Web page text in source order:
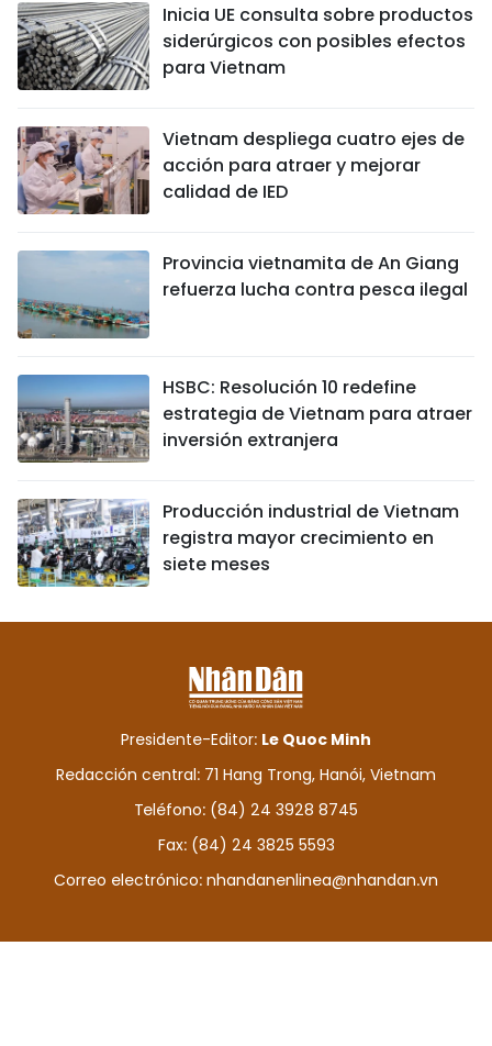
Inicia UE consulta sobre productos
siderúrgicos con posibles efectos
para Vietnam
Vietnam despliega cuatro ejes de
acción para atraer y mejorar
calidad de IED
Provincia vietnamita de An Giang
refuerza lucha contra pesca ilegal
HSBC: Resolución 10 redefine
estrategia de Vietnam para atraer
inversión extranjera
Producción industrial de Vietnam
registra mayor crecimiento en
siete meses
Presidente-Editor: Le Quoc Minh
Redacción central: 71 Hang Trong, Hanói, Vietnam
Teléfono: (84) 24 3928 8745
Fax: (84) 24 3825 5593
Correo electrónico: nhandanenlinea@nhandan.vn